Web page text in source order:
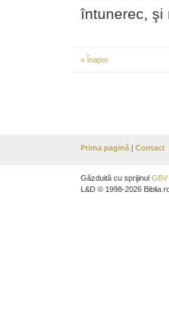
întunerec, şi
« Înapoi
Prima pagină | Contact
Găzduită cu sprijinul GBV
L&D © 1998-2026